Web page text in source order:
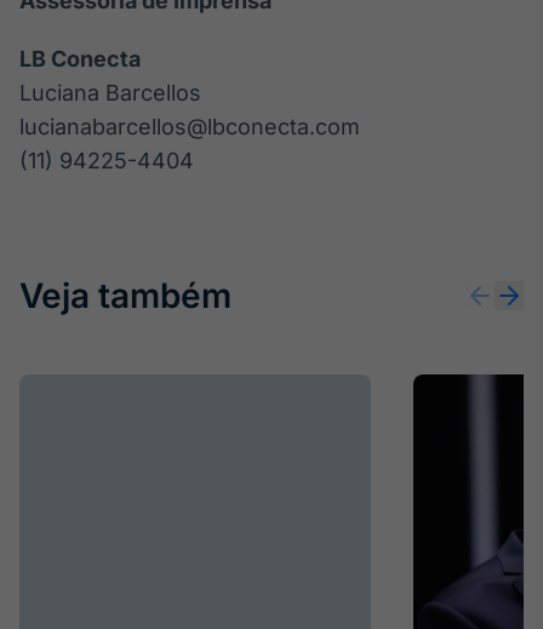
LB Conecta
Luciana Barcellos
lucianabarcellos@lbconecta.com
(11) 94225-4404
Veja também